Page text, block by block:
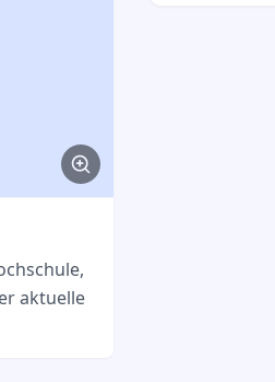
aktuelle